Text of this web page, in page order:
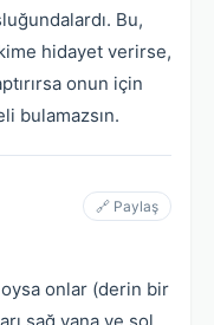
Bu,
hidayet verirse,
onun için
bulamazsın.
🔗 Paylaş
oysa onlar (derin bir